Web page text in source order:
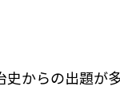
史からの出題が